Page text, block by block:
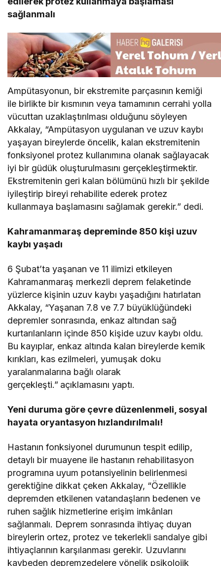
sağlanmalı
Ampütasyonun, bir ekstremite parçasının kemiği
ile birlikte bir kısmının veya tamamının cerrahi yolla
vücuttan uzaklaştırılması olduğunu söyleyen
Akkalay, “Ampütasyon uygulanan ve uzuv kaybı
yaşayan bireylerde öncelik, kalan ekstremitenin
fonksiyonel protez kullanımına olanak sağlayacak
iyi bir güdük oluşturulmasını gerçekleştirmektir.
Ekstremitenin geri kalan bölümünü hızlı bir şekilde
iyileştirip bireyi rehabilite ederek protez
kullanmaya başlamasını sağlamak gerekir.” dedi.
Kahramanmaraş depreminde 850 kişi uzuv
kaybı yaşadı
6 Şubat’ta yaşanan ve 11 ilimizi etkileyen
Kahramanmaraş merkezli deprem felaketinde
yüzlerce kişinin uzuv kaybı yaşadığını hatırlatan
Akkalay, “Yaşanan 7.8 ve 7.7 büyüklüğündeki
depremler sonrasında, enkaz altından sağ
kurtarılanların içinde 850 kişide uzuv kaybı oldu.
Bu kayıplar, enkaz altında kalan bireylerde kemik
kırıkları, kas ezilmeleri, yumuşak doku
yaralanmalarına bağlı olarak
gerçekleşti.” açıklamasını yaptı.
Yeni duruma göre çevre düzenlenmeli, sosyal
hayata oryantasyon hızlandırılmalı!
Hastanın fonksiyonel durumunun tespit edilip,
detaylı bir muayene ile hastanın rehabilitasyon
programına uyum potansiyelinin belirlenmesi
gerektiğine dikkat çeken Akkalay, “Özellikle
depremden etkilenen vatandaşların bedenen ve
ruhen sağlık hizmetlerine erişim imkânları
sağlanmalı. Deprem sonrasında ihtiyaç duyan
bireylerin ortez, protez ve tekerlekli sandalye gibi
ihtiyaçlarının karşılanması gerekir. Uzuvlarını
kaybeden depremzedelere yönelik psikolojik